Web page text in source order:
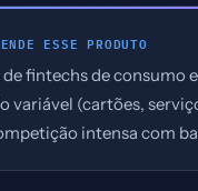
ESSE PRODUTO
fintechs de consumo
variável (cartões,
intensa com